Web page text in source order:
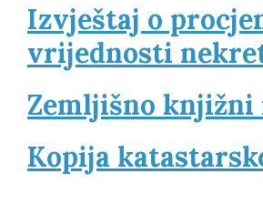
Izvještaj o
vrijednosti
Zemljišno knjižni
Kopija